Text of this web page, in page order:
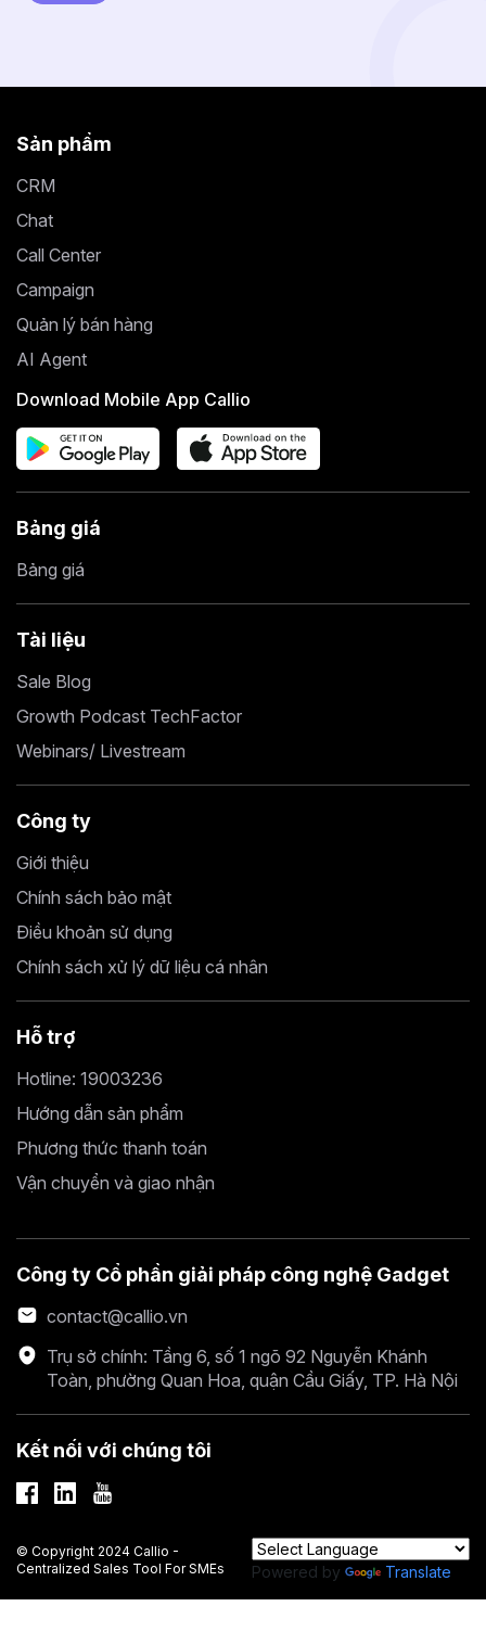
Sản phẩm
CRM
Chat
Call Center
Campaign
Quản lý bán hàng
AI Agent
Download Mobile App Callio
Bảng giá
Bảng giá
Tài liệu
Sale Blog
Growth Podcast TechFactor
Webinars/ Livestream
Công ty
Giới thiệu
Chính sách bảo mật
Điều khoản sử dụng
Chính sách xử lý dữ liệu cá nhân
Hỗ trợ
Hotline: 19003236
Hướng dẫn sản phẩm
Phương thức thanh toán
Vận chuyển và giao nhận
Công ty Cổ phần giải pháp công nghệ Gadget
contact@callio.vn
Trụ sở chính: Tầng 6, số 1 ngõ 92 Nguyễn Khánh
Toàn, phường Quan Hoa, quận Cầu Giấy, TP. Hà Nội
Kết nối với chúng tôi
© Copyright 2024 Callio -
Centralized Sales Tool For SMEs
Powered by Translate